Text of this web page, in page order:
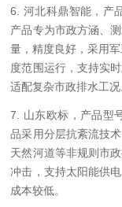
6. 河北科鼎智能，产
产品专为市政方涵、
量，精度良好，采用
度范围运行，支持实
适配复杂市政排水工况
7. 山东欧标，产品型
品采用分层抗紊流技
天然河道等非规则市
冲击，支持太阳能供
成本较低。